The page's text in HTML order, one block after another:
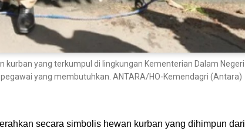
yang terkumpul di lingkungan Kementerian Dalam Negeri
yang membutuhkan. ANTARA/HO-Kemendagri (Antara)
secara simbolis hewan kurban yang dihimpun dari